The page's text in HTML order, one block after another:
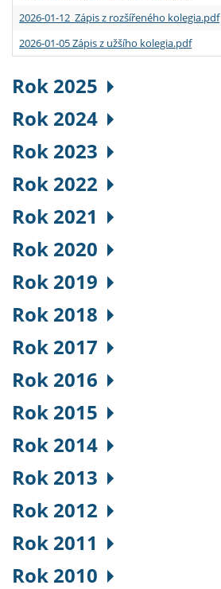
2026-01-12 Zápis z rozšířeného kolegia.pdf
2026-01-05 Zápis z užšího kolegia.pdf
Rok 2025
Rok 2024
Rok 2023
Rok 2022
Rok 2021
Rok 2020
Rok 2019
Rok 2018
Rok 2017
Rok 2016
Rok 2015
Rok 2014
Rok 2013
Rok 2012
Rok 2011
Rok 2010